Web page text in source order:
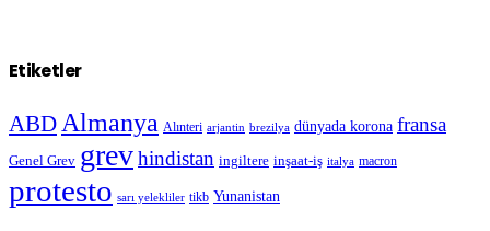
Etiketler
ABD Almanya Alınteri arjantin brezilya dünyada korona fransa
Genel Grev grevhindistan ingiltere inşaat-iş italya macron
protesto sarı yelekliler tikb Yunanistan